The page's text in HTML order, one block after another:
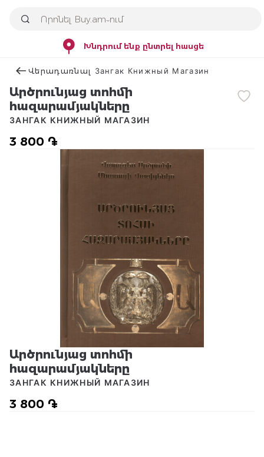
Խնդրում ենք ընտրել հասցե
Վերադառնալ Зангак Книжный Магазин
Արծրունյաց տոհմի
հազարամյակները
3 800 ֏
ЗАНГАК КНИЖНЫЙ МАГАЗИН
Արծրունյաց տոհմի
հազարամյակները
3 800 ֏
ЗАНГАК КНИЖНЫЙ МАГАЗИН